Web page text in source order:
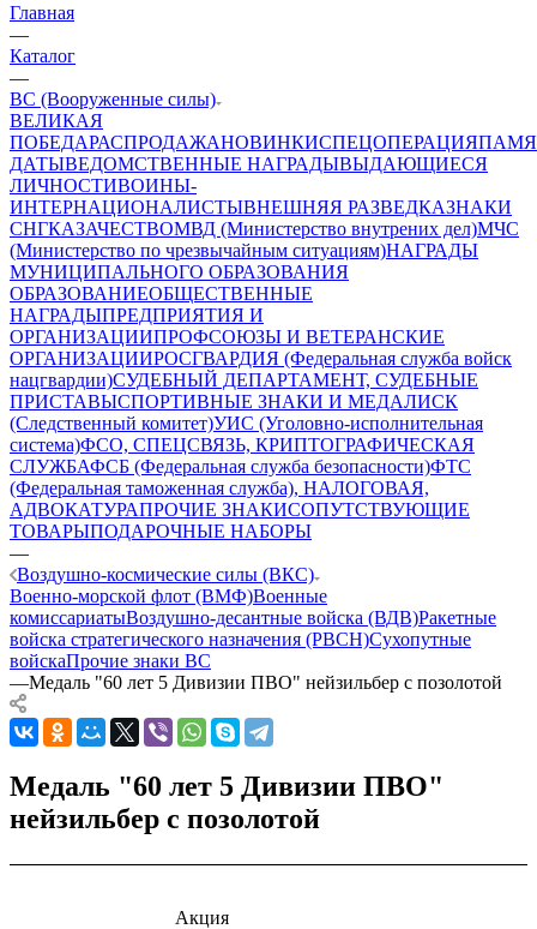
Главная
—
Каталог
—
ВС (Вооруженные силы)
ВЕЛИКАЯ
ПОБЕДАРАСПРОДАЖАНОВИНКИСПЕЦОПЕРАЦИЯ
ДАТЫВЕДОМСТВЕННЫЕ НАГРАДЫВЫДАЮЩИЕСЯ
ЛИЧНОСТИВОИНЫ-
ИНТЕРНАЦИОНАЛИСТЫВНЕШНЯЯ РАЗВЕДКАЗНАКИ
СНГКАЗАЧЕСТВОМВД (Министерство внутрених дел)МЧС
(Министерство по чрезвычайным ситуациям)НАГРАДЫ
МУНИЦИПАЛЬНОГО ОБРАЗОВАНИЯ
ОБРАЗОВАНИЕОБЩЕСТВЕННЫЕ
НАГРАДЫПРЕДПРИЯТИЯ И
ОРГАНИЗАЦИИПРОФСОЮЗЫ И ВЕТЕРАНСКИЕ
ОРГАНИЗАЦИИРОСГВАРДИЯ (Федеральная служба войск
нацгвардии)СУДЕБНЫЙ ДЕПАРТАМЕНТ, СУДЕБНЫЕ
ПРИСТАВЫСПОРТИВНЫЕ ЗНАКИ И МЕДАЛИСК
(Следственный комитет)УИС (Уголовно-исполнительная
система)ФСО, СПЕЦСВЯЗЬ, КРИПТОГРАФИЧЕСКАЯ
СЛУЖБАФСБ (Федеральная служба безопасности)ФТС
(Федеральная таможенная служба), НАЛОГОВАЯ,
АДВОКАТУРАПРОЧИЕ ЗНАКИСОПУТСТВУЮЩИЕ
ТОВАРЫПОДАРОЧНЫЕ НАБОРЫ
—
Воздушно-космические силы (ВКС)
Военно-морской флот (ВМФ)Военные
комиссариатыВоздушно-десантные войска (ВДВ)Ракетные
войска стратегического назначения (РВСН)Сухопутные
войскаПрочие знаки ВС
—Медаль "60 лет 5 Дивизии ПВО" нейзильбер с позолотой
Медаль "60 лет 5 Дивизии ПВО"
нейзильбер с позолотой
Акция